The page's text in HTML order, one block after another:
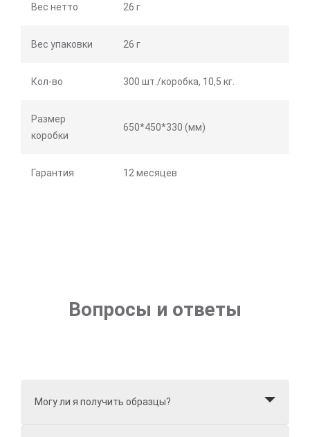
Вес нетто 26 г
Вес упаковки 26 г
Кол-во 300 шт./коробка, 10,5 кг.
Размер
коробки
650*450*330 (мм)
Гарантия 12 месяцев
Вопросы и ответы
Могу ли я получить образцы?